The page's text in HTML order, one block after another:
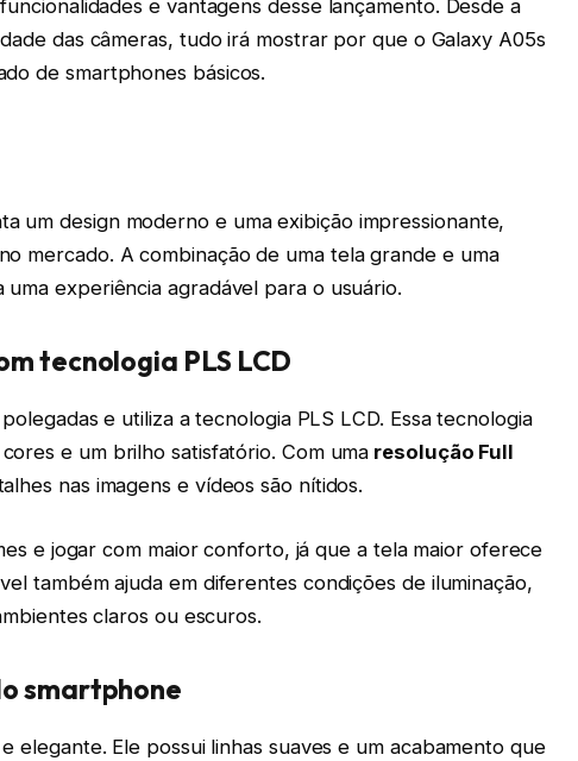
e vantagens desse lançamento. Desde a
das câmeras, tudo irá mostrar por que o Galaxy A05s
de smartphones básicos.
um design moderno e uma exibição impressionante,
mercado. A combinação de uma tela grande e uma
experiência agradável para o usuário.
tecnologia PLS LCD
e utiliza a tecnologia PLS LCD. Essa tecnologia
e um brilho satisfatório. Com uma resolução Full
nas imagens e vídeos são nítidos.
e jogar com maior conforto, já que a tela maior oferece
também ajuda em diferentes condições de iluminação,
claros ou escuros.
smartphone
elegante. Ele possui linhas suaves e um acabamento que